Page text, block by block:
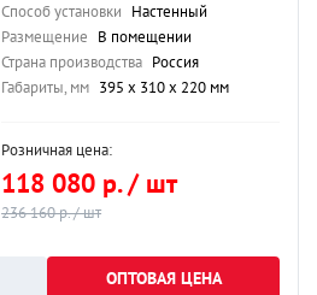
Способ установки Настенный
Размещение В помещении
Страна производства Россия
Габариты, мм 395 х 310 х 220 мм
Розничная цена:
118 080 р. / шт
236 160 р. / шт
ОПТОВАЯ ЦЕНА